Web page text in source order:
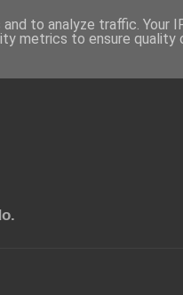
to analyze traffic. Your
metrics to ensure quality